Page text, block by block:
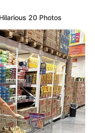
20 Photos